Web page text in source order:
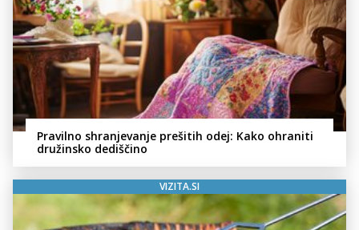
Pravilno shranjevanje prešitih odej: Kako ohraniti
družinsko dediščino
VIZITA.SI